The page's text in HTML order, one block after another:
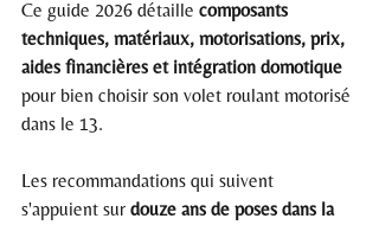
Ce guide 2026 détaille composants
techniques, matériaux, motorisations, prix,
aides financières et intégration domotique
pour bien choisir son volet roulant motorisé
dans le 13.
Les recommandations qui suivent
s'appuient sur douze ans de poses dans la